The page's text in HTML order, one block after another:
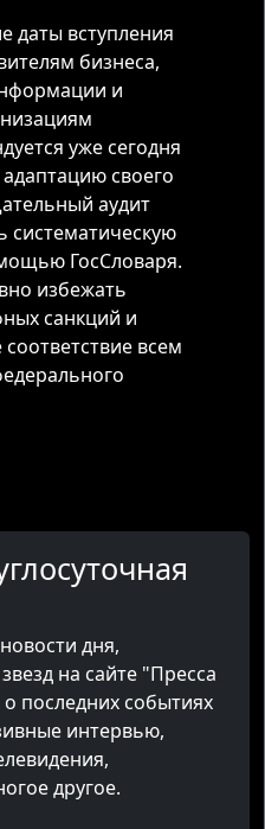
даты вступления
бизнеса,
и
уже сегодня
своего
аудит
систематическую
ГосСловаря.
избежать
санкций и
всем
дня,
на сайте "Пресса
последних событиях
интервью,
другое.